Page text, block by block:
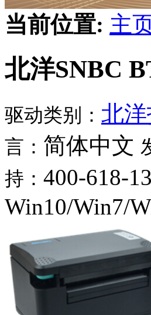
当前位置: 主
北洋SNBC
驱动类别： 北
言： 简体中文
持： 400-618-
Win10/Win7/